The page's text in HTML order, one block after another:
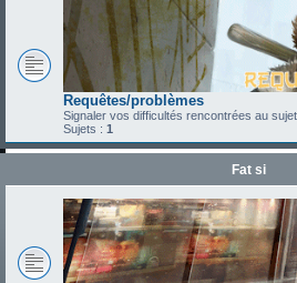
Requêtes/problèmes
Signaler vos difficultés rencontrées au
Sujets : 1
Fat si